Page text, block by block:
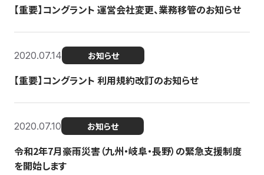
【重要】コングラント 運営会社変更、業務移管のお知らせ
2020.07.14 お知らせ
【重要】コングラント 利用規約改訂のお知らせ
2020.07.10 お知らせ
令和2年7月豪雨災害（九州・岐阜・長野）の緊急支援制度
を開始します